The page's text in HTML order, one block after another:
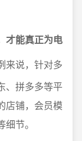
才能真正为电
来说，针对多
、拼多多等平
店铺，会员模
节。